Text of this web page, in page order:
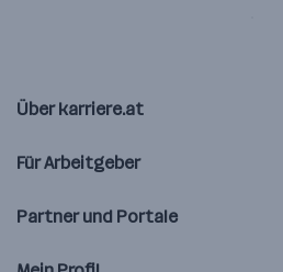
Über karriere.at
Für Arbeitgeber
Partner und Portale